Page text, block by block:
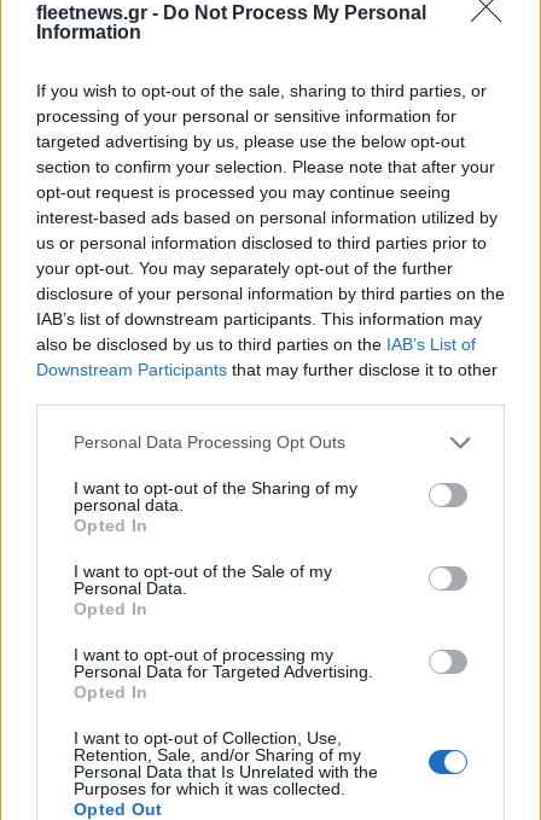
fleetnews.gr - Do Not Process My Personal
Information
If you wish to opt-out of the sale, sharing to third parties, or
processing of your personal or sensitive information for
targeted advertising by us, please use the below opt-out
section to confirm your selection. Please note that after your
opt-out request is processed you may continue seeing
interest-based ads based on personal information utilized by
us or personal information disclosed to third parties prior to
your opt-out. You may separately opt-out of the further
disclosure of your personal information by third parties on the
IAB’s list of downstream participants. This information may
also be disclosed by us to third parties on the IAB’s List of
Downstream Participants that may further disclose it to other
Please note that this website/app uses one or more Google
not limited to your visit or usage behaviour. You may click to
grant or deny consent to Google and its third-party tags to
use your data for below specified purposes in below Google
consent section.
Personal Data Processing Opt Outs
I want to opt-out of the Sharing of my
personal data.
Opted In
I want to opt-out of the Sale of my
Personal Data.
Opted In
I want to opt-out of processing my
Personal Data for Targeted Advertising.
Opted In
I want to opt-out of Collection, Use,
Retention, Sale, and/or Sharing of my
Personal Data that Is Unrelated with the
Purposes for which it was collected.
Opted Out
Άρης: Το πρόγραμμα
προετοιμασίας και τα
φιλικά
ΠΑΟΚ: Έφτασε στη
Θεσσαλονίκη ο ΡαϊΚουάν
Γκρέι (vid & pics)
Χρηματιστήριο Αθηνών: Εβδομαδιαία άνοδος 1,76%, κέρδη
23,31% από τις αρχές του έτους
Τράπεζα: Με «προίκα» 2
δισ. ευρώ ανοίγει δρόμο για
δάνεια έως 5 δισ. σε
λύση στο ζήτημα των
πινακίδων κυκλοφορίας -